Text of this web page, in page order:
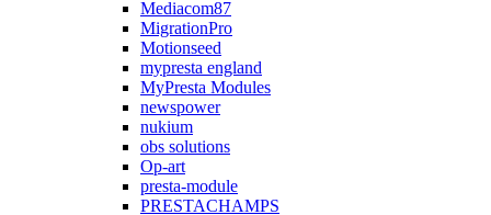
Mediacom87
MigrationPro
Motionseed
mypresta england
MyPresta Modules
newspower
nukium
obs solutions
Op-art
presta-module
PRESTACHAMPS